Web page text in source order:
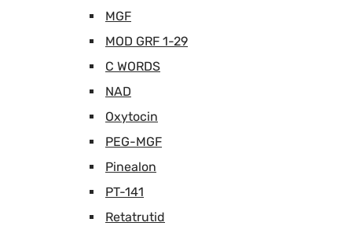
MGF
MOD GRF 1-29
C WORDS
NAD
Oxytocin
PEG-MGF
Pinealon
PT-141
Retatrutid